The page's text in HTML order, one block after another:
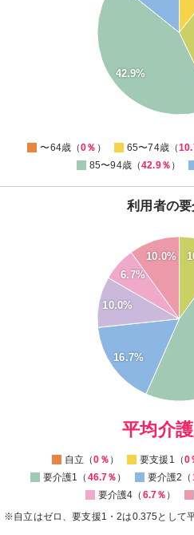
42.9%
〜64歳（0％ ） 65〜74歳（
85〜94歳（42.9％ ）
利用者の
16.7%
10.0%
6.7%
10.0%
0
平均介
自立（0％ ） 要支援1（0
要介護1（ 46.7％ ） 要介護2（
要介護4（ 6.7％ ）
※自立はゼロ、要支援1・2は0.375として